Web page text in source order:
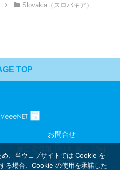
Slovakia（スロバキア）
TOP
お問合せ
Nakamoto）
、当ウェブサイトでは Cookie を
る場合、Cookie の使用を承諾した